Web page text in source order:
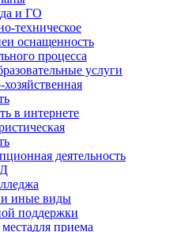
и ГО
техническое
и оснащенность
процесса
услуги
в интернете
деятельность
и иные виды
поддержки
для приема